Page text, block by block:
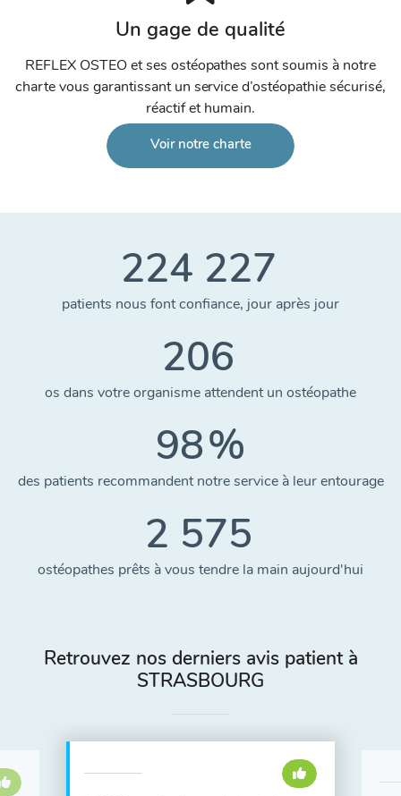
Un gage de qualité
REFLEX OSTEO et ses ostéopathes sont soumis à notre
charte vous garantissant un service d’ostéopathie sécurisé,
réactif et humain.
Voir notre charte
224 227
patients nous font confiance, jour après jour
206
os dans votre organisme attendent un ostéopathe
98%
des patients recommandent notre service à leur entourage
2 575
ostéopathes prêts à vous tendre la main aujourd'hui
Retrouvez nos derniers avis patient à
STRASBOURG